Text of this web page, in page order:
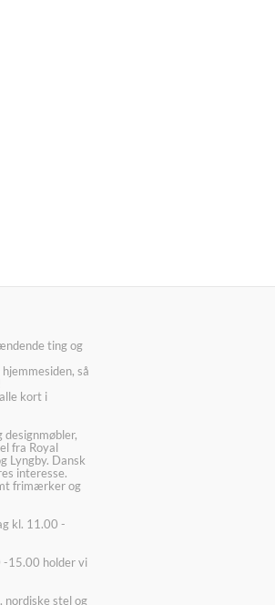
ting og
så
kort i
fra Royal
Lyngby. Dansk
interesse.
frimærker og
kl. 11.00 -
-15.00 holder vi
nordiske stel og